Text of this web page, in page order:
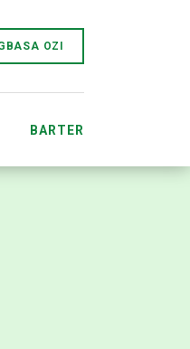
OZI
BARTER